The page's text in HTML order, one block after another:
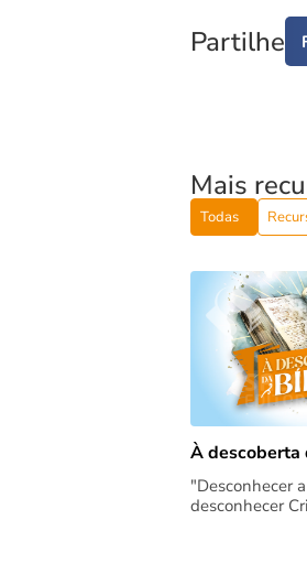
Partilhe
Mais
Todas
À descoberta
"Desconhecer
desconhecer